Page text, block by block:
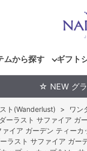
ムから探す ギフト
☆ NEW グ
ト(Wanderlust) >
ワン
ーラスト サファイア ガ
ァイア ガーデン ティー
ラスト サファイア ガ